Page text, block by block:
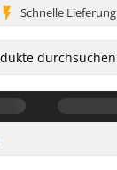
Schnelle Lieferung